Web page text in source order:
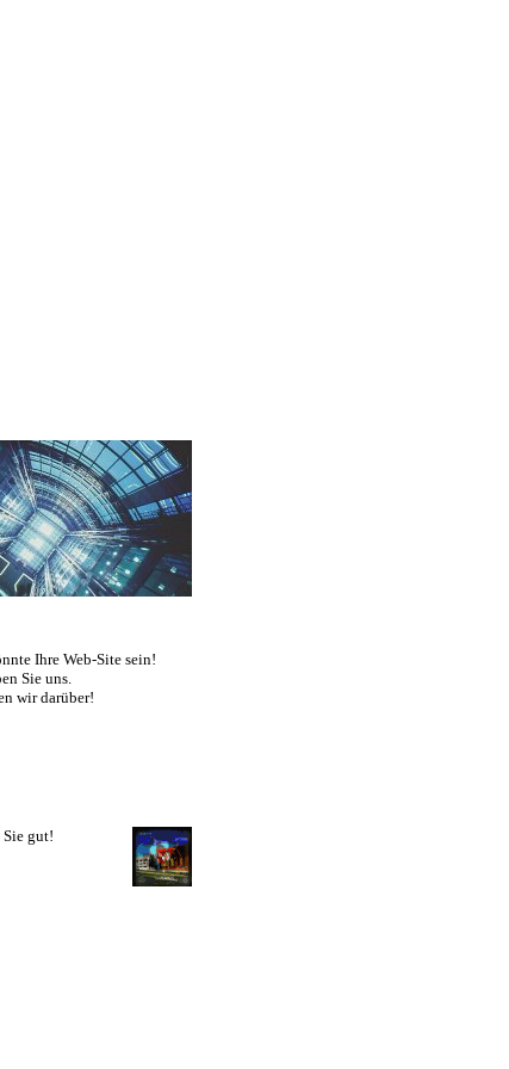
Ihre Web-Site sein!
Sie uns.
wir darüber!
Sie gut!